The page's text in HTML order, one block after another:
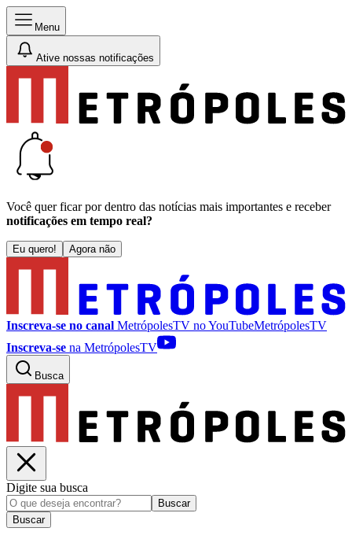
Menu
Ative nossas notificações
Você quer ficar por dentro das notícias mais importantes e receber
notificações em tempo real?
Eu quero! Agora não
Inscreva-se no canal MetrópolesTV noYouTubeMetrópolesTV
Inscreva-se na MetrópolesTV
Busca
Digite sua busca
Buscar
Buscar